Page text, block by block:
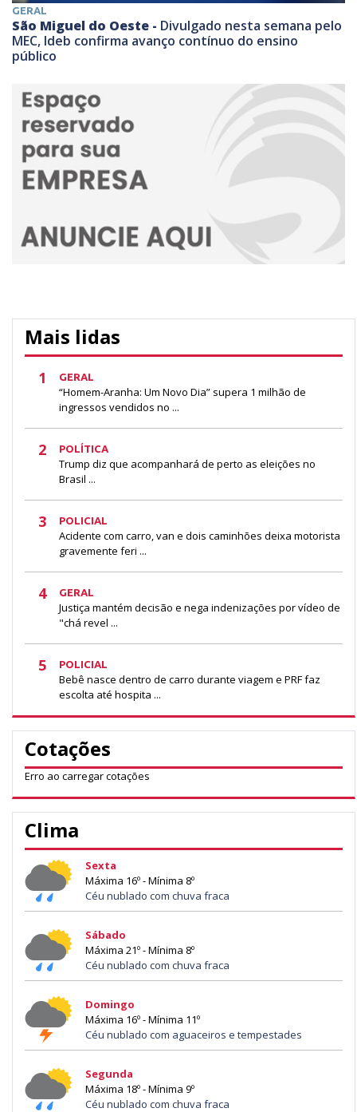
GERAL
São Miguel do Oeste - Divulgado nesta semana pelo
MEC, Ideb confirma avanço contínuo do ensino
público
Mais lidas
1 GERAL
“Homem-Aranha: Um Novo Dia” supera 1 milhão de
ingressos vendidos no ...
2 POLÍTICA
Trump diz que acompanhará de perto as eleições no
Brasil ...
3 POLICIAL
Acidente com carro, van e dois caminhões deixa motorista
gravemente feri ...
4 GERAL
Justiça mantém decisão e nega indenizações por vídeo de
"chá revel ...
5 POLICIAL
Bebê nasce dentro de carro durante viagem e PRF faz
escolta até hospita ...
Cotações
Erro ao carregar cotações
Clima
Sexta
Máxima 16º - Mínima 8º
Céu nublado com chuva fraca
Sábado
Máxima 21º - Mínima 8º
Céu nublado com chuva fraca
Domingo
Máxima 16º - Mínima 11º
Céu nublado com aguaceiros e tempestades
Segunda
Máxima 18º - Mínima 9º
Céu nublado com chuva fraca